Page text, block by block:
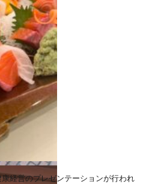
経営のプレゼンテーションが行われ